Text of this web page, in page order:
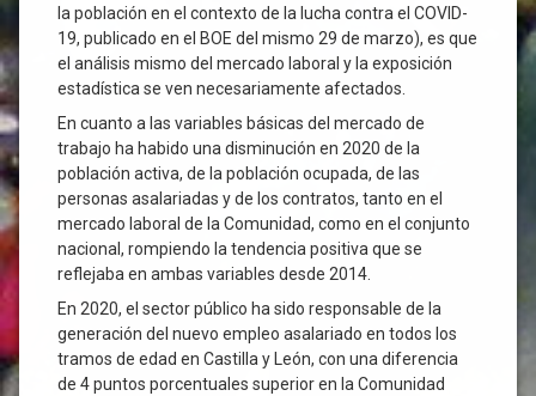
la población en el contexto de la lucha contra el COVID-
19, publicado en el BOE del mismo 29 de marzo), es que
el análisis mismo del mercado laboral y la exposición
estadística se ven necesariamente afectados.
En cuanto a las variables básicas del mercado de
trabajo ha habido una disminución en 2020 de la
población activa, de la población ocupada, de las
personas asalariadas y de los contratos, tanto en el
mercado laboral de la Comunidad, como en el conjunto
nacional, rompiendo la tendencia positiva que se
reflejaba en ambas variables desde 2014.
En 2020, el sector público ha sido responsable de la
generación del nuevo empleo asalariado en todos los
tramos de edad en Castilla y León, con una diferencia
de 4 puntos porcentuales superior en la Comunidad